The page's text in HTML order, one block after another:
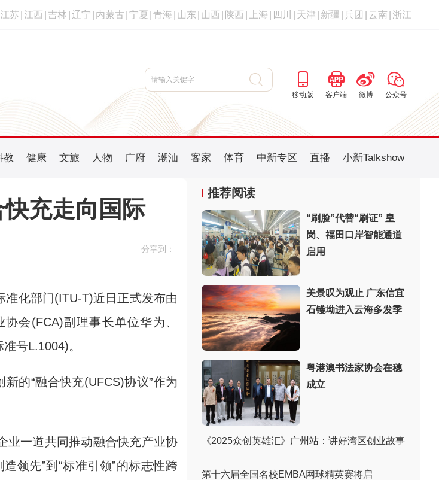
江苏 江西 吉林 辽宁 内蒙古 宁夏 青海 山东 山西 陕西 上海 四川 天津 新疆 兵团 云南 浙江
移动版 客户端 微博 公众号
教 健康 文旅 人物 广府 潮汕 客家 体育 中新专区 直播 小新Talkshow
充走向国际
分享到：
化部门(ITU-T)近日正式发布由
会(FCA)副理事长单位华为、
号L.1004)。
的“融合快充(UFCS)协议”作为
一道共同推动融合快充产业协
领先”到“标准引领”的标志性跨
推荐阅读
“刷脸”代替“刷证” 皇
岗、福田口岸智能通道
启用
美景叹为观止 广东信宜
石镬坳进入云海多发季
粤港澳书法家协会在穗
成立
《2025众创英雄汇》广州站：讲好湾区创业故事
第十六届全国名校EMBA网球精英赛将启